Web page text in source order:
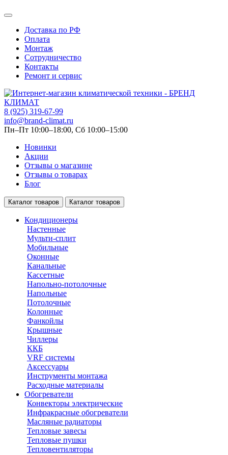
Доставка по РФ
Оплата
Монтаж
Сотрудничество
Контакты
Ремонт и сервис
8 (925) 319-67-99
info@brand-climat.ru
Пн–Пт 10:00–18:00, Сб 10:00–15:00
Новинки
Акции
Отзывы о магазине
Отзывы о товарах
Блог
Каталог товаров Каталог товаров
Кондиционеры
Настенные
Мульти-сплит
Мобильные
Оконные
Канальные
Кассетные
Напольно-потолочные
Напольные
Потолочные
Колонные
Фанкойлы
Крышные
Чиллеры
ККБ
VRF системы
Аксессуары
Инструменты монтажа
Расходные материалы
Обогреватели
Конвекторы электрические
Инфракрасные обогреватели
Масляные радиаторы
Тепловые завесы
Тепловые пушки
Тепловентиляторы